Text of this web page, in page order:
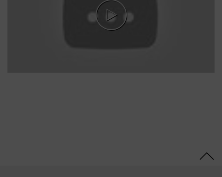
EDTA, Ethanolamine,
Parfum (Fragrance),
Sodium Sulfite, 2-Amino-
6-Chloro-4-Nitrophenol,
Glycerin, Butyloctanol,